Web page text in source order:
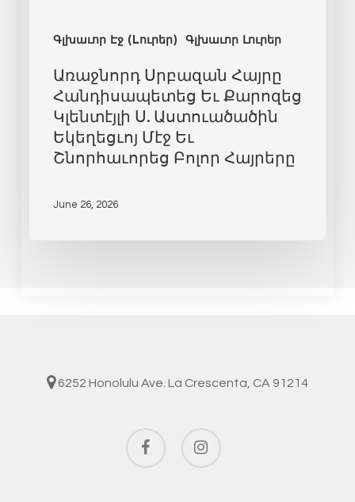
Գլխաւոր Էջ (Lուրեր) Գլխաւոր Լուրեր
Առաջնորդ Սրբազան Հայրը
Հանդիսապետեց Եւ Քարոզեց
Կլենտէյլի Ս. Աստուածածին
Եկեղեցւոյ Մէջ Եւ
Շնորհաւորեց Բոլոր Հայրերը
June 26, 2026
6252 Honolulu Ave. La Crescenta, CA 91214
facebook instagram